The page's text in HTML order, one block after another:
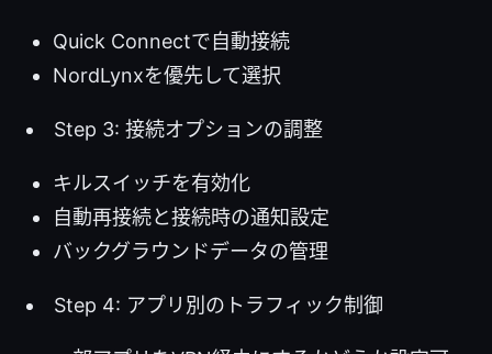
Quick Connectで自動接続
NordLynxを優先して選択
Step 3: 接続オプションの調整
キルスイッチを有効化
自動再接続と接続時の通知設定
バックグラウンドデータの管理
Step 4: アプリ別のトラフィック制御